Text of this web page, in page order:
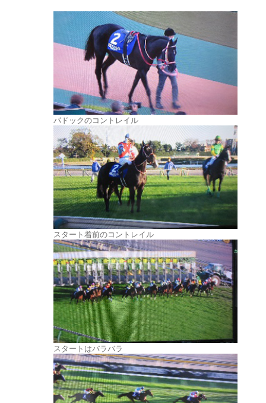
パドックのコントレイル
スタート着前のコントレイル
スタートはバラバラ